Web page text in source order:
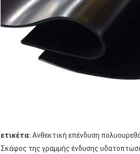
ετικέτα: Ανθεκτική επένδυση
Σκάφος της γραμμής ένδυσης